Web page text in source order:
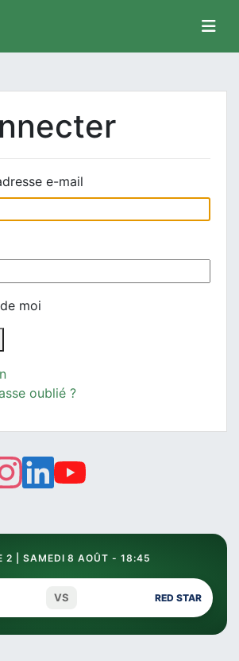
e-mail
moi
oublié ?
2 | SAMEDI 8 AOÛT - 18:45
VS RED STAR